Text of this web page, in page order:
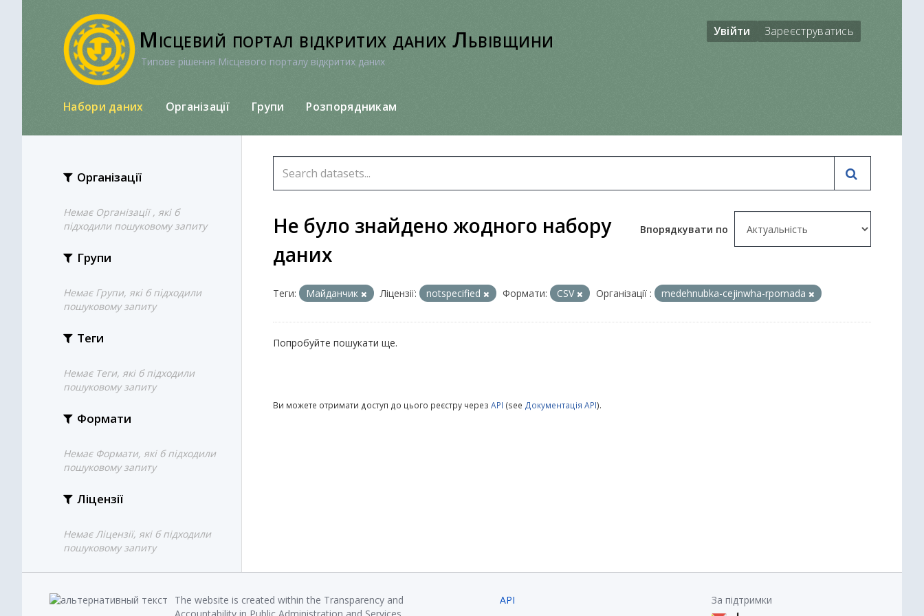
Місцевий портал відкритих даних Львівщини
Типове рішення Місцевого порталу відкритих даних
Увійти Зареєструватись
Набори даних Організації Групи Розпорядникам
Організації
Немає Організації , які б
підходили пошуковому запиту
Групи
Немає Групи, які б підходили
пошуковому запиту
Теги
Немає Теги, які б підходили
пошуковому запиту
Формати
Немає Формати, які б підходили
пошуковому запиту
Ліцензії
Немає Ліцензії, які б підходили
пошуковому запиту
Впорядкувати по
Не було знайдено жодного набору
даних
Теги: Майданчик Ліцензії: notspecified Формати: CSV Організації : medehnubka-cejinwha-rpomada
Попробуйте пошукати ще.
Ви можете отримати доступ до цього реєстру через API (see Документація API).
The website is created within the Transparency and
API
За підтримки